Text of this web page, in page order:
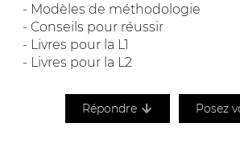
- Modèles de méthodologie
- Conseils pour réussir
- Livres pour la L1
- Livres pour la L2
Répondre Posez